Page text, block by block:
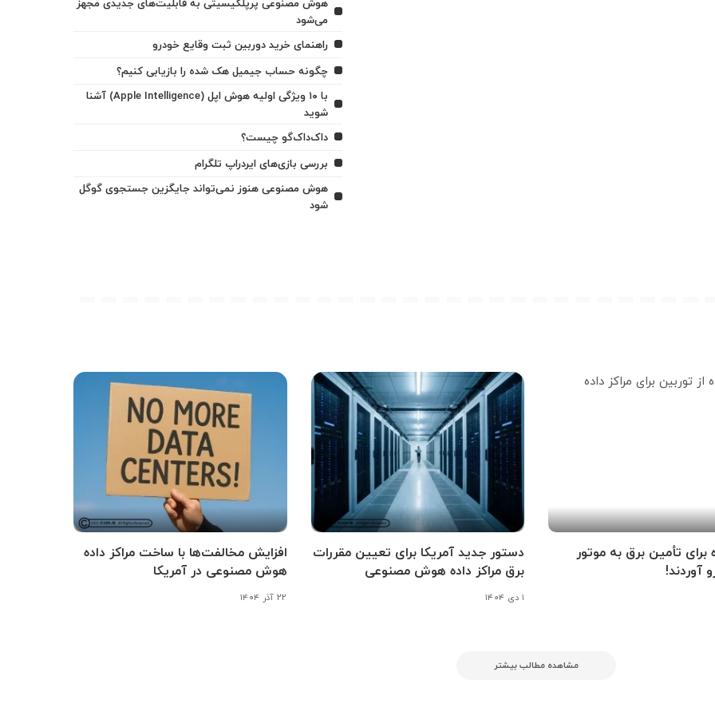
هوش مصنوعی پرپلکیسیتی به قابلیت‌های جدیدی مجهز
می‌شود
راهنمای خرید دوربین ثبت وقایع خودرو
چگونه حساب جیمیل هک شده را بازیابی کنیم؟
با ۱۰ ویژگی اولیه هوش اپل (Apple Intelligence) آشنا
شوید
داک‌داک‌گو چیست؟
بررسی بازی‌های ایردراپ تلگرام
هوش مصنوعی هنوز نمی‌تواند جایگزین جستجوی گوگل
شود
برای تأمین برق به موتور
آوردند!
دستور جدید آمریکا برای تعیین مقررات
برق مراکز داده هوش مصنوعی
۱ دی ۱۴۰۴
افزایش مخالفت‌ها با ساخت مراکز داده
هوش مصنوعی در آمریکا
۲۲ آذر ۱۴۰۴
مشاهده مطالب بیشتر